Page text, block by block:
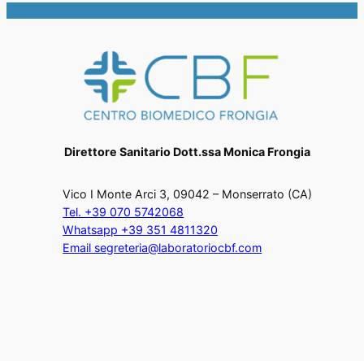
Direttore Sanitario Dott.ssa Monica Frongia
Vico I Monte Arci 3, 09042 – Monserrato (CA)
Tel. +39 070 5742068
Whatsapp +39 351 4811320
Email segreteria@laboratoriocbf.com